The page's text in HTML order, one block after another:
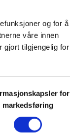
og for å
våre innen
gjort tilgjengelig for
for
markedsføring